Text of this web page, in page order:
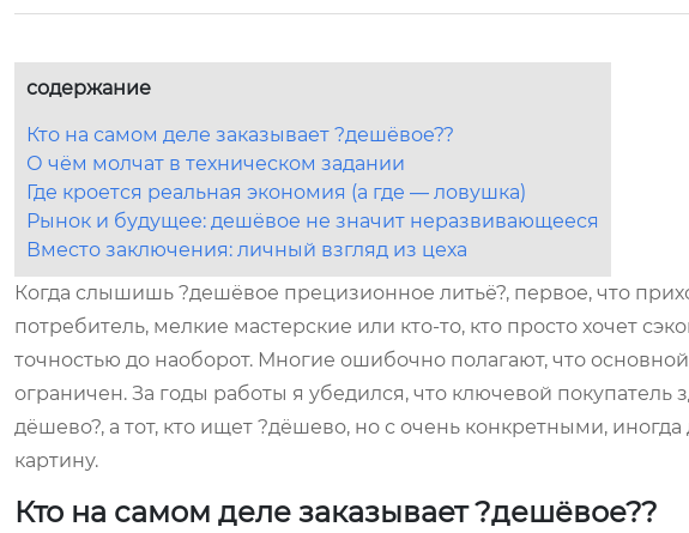
содержание
Кто на самом деле заказывает ?дешёвое??
О чём молчат в техническом задании
Где кроется реальная экономия (а где — ловушка)
Рынок и будущее: дешёвое не значит неразвивающееся
Вместо заключения: личный взгляд из цеха
Когда слышишь ?дешёвое прецизионное литьё?, первое, что
потребитель, мелкие мастерские или кто-то, кто просто хочет
точностью до наоборот. Многие ошибочно полагают, что
ограничен. За годы работы я убедился, что ключевой покупатель
дёшево?, а тот, кто ищет ?дёшево, но с очень конкретными,
картину.
Кто на самом деле заказывает ?дешёвое??